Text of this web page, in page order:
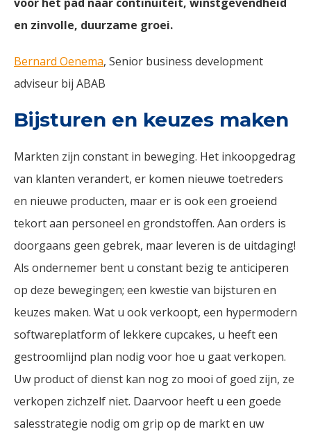
en zinvolle, duurzame groei.
Bernard Oenema, Senior business development
adviseur bij ABAB
Bijsturen en keuzes maken
Markten zijn constant in beweging. Het inkoopgedrag
van klanten verandert, er komen nieuwe toetreders
en nieuwe producten, maar er is ook een groeiend
tekort aan personeel en grondstoffen. Aan orders is
doorgaans geen gebrek, maar leveren is de uitdaging!
Als ondernemer bent u constant bezig te anticiperen
op deze bewegingen; een kwestie van bijsturen en
keuzes maken. Wat u ook verkoopt, een hypermodern
softwareplatform of lekkere cupcakes, u heeft een
gestroomlijnd plan nodig voor hoe u gaat verkopen.
Uw product of dienst kan nog zo mooi of goed zijn, ze
verkopen zichzelf niet. Daarvoor heeft u een goede
salesstrategie nodig om grip op de markt en uw